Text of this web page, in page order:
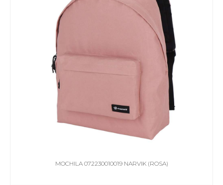
MOCHILA 072230010019 NARVIK (ROSA)